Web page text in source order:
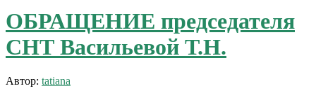
ОБРАЩЕНИЕ председателя
СНТ Васильевой Т.Н.
Автор: tatiana